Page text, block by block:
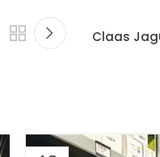
Claas